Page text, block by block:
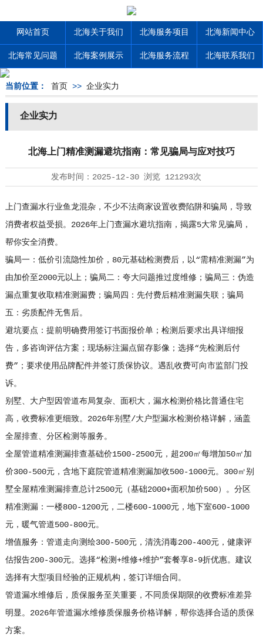
网站首页 北海关于我们 北海服务项目 北海新闻中心
北海常见问题 北海案例展示 北海服务流程 北海联系我们
当前位置： 首页 >> 企业实力
企业实力
北海上门精准测漏避坑指南：常见骗局与应对技巧
发布时间： 2025-12-30浏览 121293次
上门查漏水行业鱼龙混杂，不少不法商家设置收费陷阱和骗局，导致
消费者权益受损。2026年上门查漏水避坑指南，揭露5大常见骗局，
帮你安全消费。
骗局一：低价引流隐性加价，80元基础检测费后，以“需精准测漏”为
由加价至2000元以上；骗局二：夸大问题推过度维修；骗局三：伪造
漏点重复收取精准测漏费；骗局四：先付费后精准测漏失联；骗局
五：劣质配件无售后。
避坑要点：提前明确费用签订书面报价单；检测后要求出具详细报
告，多咨询评估方案；现场标注漏点留存影像；选择“先检测后付
费”；要求使用品牌配件并签订质保协议。遇乱收费可向市监部门投
诉。
别墅、大户型因管道布局复杂、面积大，漏水检测价格比普通住宅
高，收费标准更细致。2026年别墅/大户型漏水检测价格详解，涵盖
全屋排查、分区检测等服务。
全屋管道精准测漏排查基础价1500-2500元，超200㎡每增加50㎡加
价300-500元，含地下庭院管道精准测漏加收500-1000元。300㎡别
墅全屋精准测漏排查总计2500元（基础2000+面积加价500）。分区
精准测漏：一楼800-1200元，二楼600-1000元，地下室600-1000
元，暖气管道500-800元。
增值服务：管道走向测绘300-500元，清洗消毒200-400元，健康评
估报告200-300元。选择“检测+维修+维护”套餐享8-9折优惠。建议
选择有大型项目经验的正规机构，签订详细合同。
管道漏水维修后，质保服务至关重要，不同质保期限的收费标准差异
明显。2026年管道漏水维修质保服务价格详解，帮你选择合适的质保
方案。